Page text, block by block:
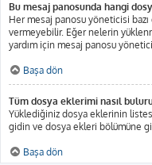
Bu mesaj panosunda hangi
Her mesaj panosu yöneticisi
vermeyebilir. Eğer nelerin
yardım için mesaj panosu
Başa dön
Tüm dosya eklerimi nasıl
Yüklediğiniz dosya eklerinin
gidin ve dosya ekleri bölümüne
Başa dön